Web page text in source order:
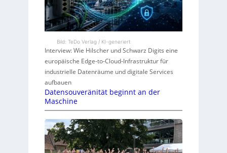
Bild: TeDo Verlag / KI-generiert
Interview: Wie Hilscher und Schwarz Digits eine
europäische Edge-to-Cloud-Infrastruktur für
industrielle Datenräume und digitale Services
aufbauen
Datensouveränität beginnt an der
Maschine